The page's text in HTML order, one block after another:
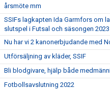
årsmöte mm
SSIFs lagkapten Ida Garmfors om
slutspel i Futsal och säsongen
Nu har vi 2 kanonerbjudande med
Utförsäljning av kläder, SSIF
Bli blodgivare, hjälp både
Fotbollsavslutning 2022